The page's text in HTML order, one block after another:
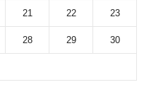
21 22 23
28 29 30